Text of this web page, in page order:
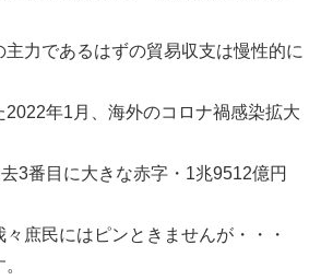
主力であるはずの貿易収支は慢性的に
2022年1月、海外のコロナ禍感染拡大
3番目に大きな赤字・1兆9512億円
庶民にはピンときませんが・・・